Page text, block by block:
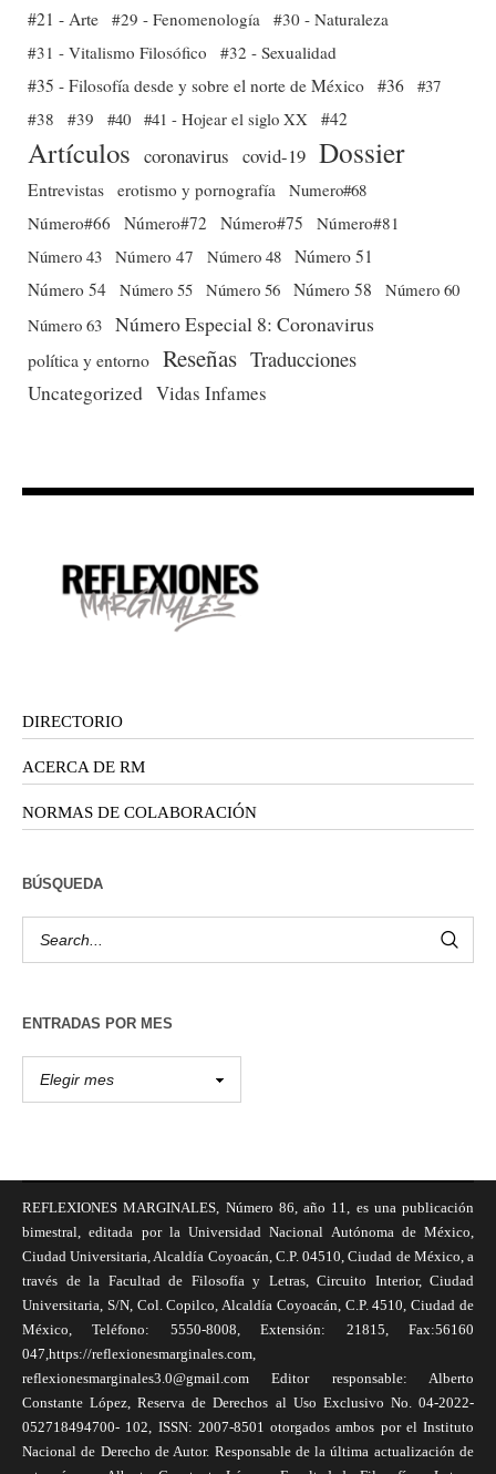
#21 - Arte #29 - Fenomenología
#30 - Naturaleza
#31 - Vitalismo Filosófico
#32 - Sexualidad
#35 - Filosofía desde y sobre el norte de México #36 #37
#38
#39 #40 #41 - Hojear el siglo XX #42
Artículos coronavirus covid-19 Dossier
Entrevistas erotismo y pornografía
Numero#68
Número#66
Número#72 Número#75
Número#81
Número 43 Número 47 Número 48 Número 51
Número 54 Número 55 Número 56 Número 58
Número 60
Número 63 Número Especial 8: Coronavirus
política y entorno Reseñas Traducciones
Uncategorized Vidas Infames
DIRECTORIO
ACERCA DE RM
NORMAS DE COLABORACIÓN
BÚSQUEDA
ENTRADAS POR MES
REFLEXIONES MARGINALES, Número 86, año 11, es una publicación
bimestral, editada por la Universidad Nacional Autónoma de México,
Ciudad Universitaria, Alcaldía Coyoacán, C.P. 04510, Ciudad de México, a
través de la Facultad de Filosofía y Letras, Circuito Interior, Ciudad
Universitaria, S/N, Col. Copilco, Alcaldía Coyoacán, C.P. 4510, Ciudad de
México, Teléfono: 5550-8008, Extensión: 21815, Fax:56160
047,https://reflexionesmarginales.com,
reflexionesmarginales3.0@gmail.com Editor responsable: Alberto
Constante López, Reserva de Derechos al Uso Exclusivo No. 04-2022-
052718494700- 102, ISSN: 2007-8501 otorgados ambos por el Instituto
Nacional de Derecho de Autor. Responsable de la última actualización de